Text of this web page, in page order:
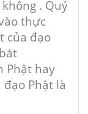
không . Quý
thực
của đạo
bát
Phật hay
đạo Phật là